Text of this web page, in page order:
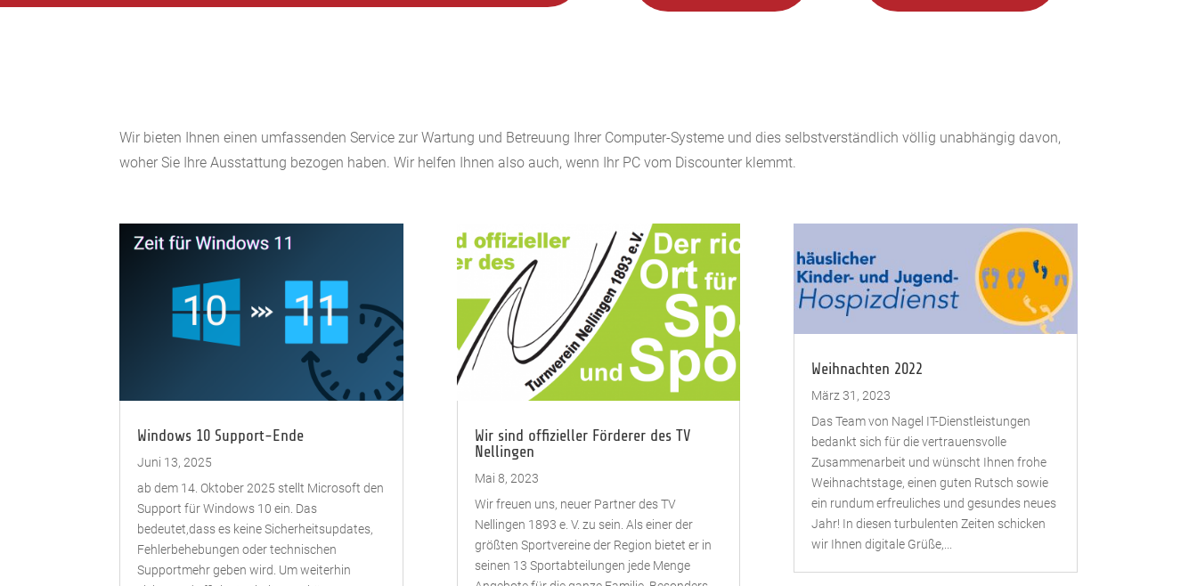
Wir bieten Ihnen einen umfassenden Service zur Wartung und Betreuung Ihrer Computer-Systeme und dies selbstverständlich völlig unabhängig davon,
woher Sie Ihre Ausstattung bezogen haben. Wir helfen Ihnen also auch, wenn Ihr PC vom Discounter klemmt.
Windows 10 Support-Ende
Juni 13, 2025
ab dem 14. Oktober 2025 stellt Microsoft den
Support für Windows 10 ein. Das
bedeutet,dass es keine Sicherheitsupdates,
Fehlerbehebungen oder technischen
Supportmehr geben wird. Um weiterhin
Wir sind offizieller Förderer des TV
Nellingen
Mai 8, 2023
Wir freuen uns, neuer Partner des TV
Nellingen 1893 e. V. zu sein. Als einer der
größten Sportvereine der Region bietet er in
seinen 13 Sportabteilungen jede Menge
Weihnachten 2022
März 31, 2023
Das Team von Nagel IT-Dienstleistungen
bedankt sich für die vertrauensvolle
Zusammenarbeit und wünscht Ihnen frohe
Weihnachtstage, einen guten Rutsch sowie
ein rundum erfreuliches und gesundes neues
Jahr! In diesen turbulenten Zeiten schicken
wir Ihnen digitale Grüße,...